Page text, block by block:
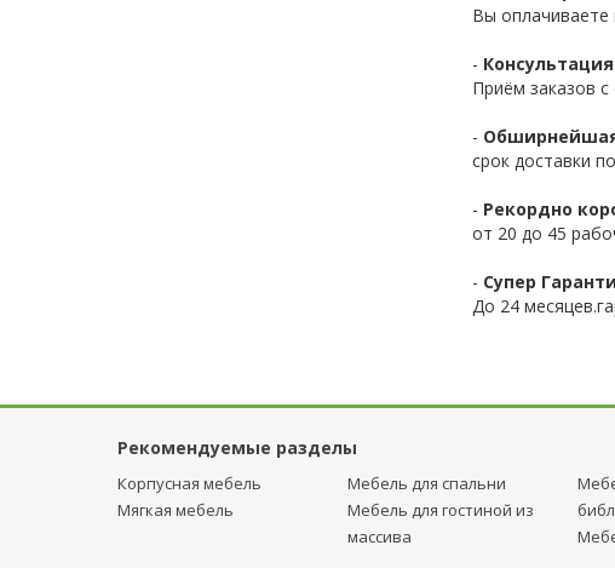
Вы оплачиваете
-
Приём заказов с
-
срок доставки
- Рекордно
от 20 до 45
- Супер
До 24
Рекомендуемые разделы
Корпусная мебель
Мягкая мебель
Мебель для спальни
Мебель для гостиной из
массива